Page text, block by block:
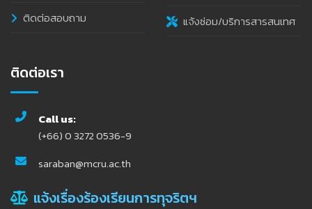
ติดต่อสอบถาม
แจ้งซ่อม/บริการสารสนเทศ
ติดต่อเรา
Call us:
(+66) 0 3272 0536-9
saraban@mcru.ac.th
แจ้งเรื่องร้องเรียนการทุจริตฯ